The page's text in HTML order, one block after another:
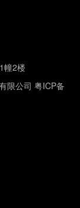
幢2楼
限公司 粤ICP备